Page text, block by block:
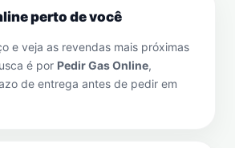
perto de você
e veja as revendas mais próximas
é por Pedir Gas Online,
de entrega antes de pedir em